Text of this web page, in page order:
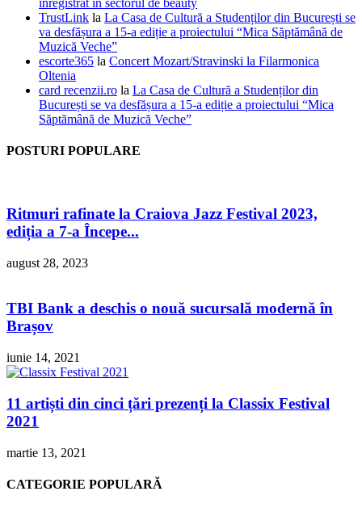
TrustLink la La Casa de Cultură a Studenților din București se
va desfășura a 15-a ediție a proiectului “Mica Săptămână de
Muzică Veche”
escorte365 la Concert Mozart/Stravinski la Filarmonica
Oltenia
card recenzii.ro la La Casa de Cultură a Studenților din
București se va desfășura a 15-a ediție a proiectului “Mica
Săptămână de Muzică Veche”
POSTURI POPULARE
Ritmuri rafinate la Craiova Jazz Festival 2023,
ediția a 7-a Începe...
august 28, 2023
TBI Bank a deschis o nouă sucursală modernă în
Brașov
iunie 14, 2021
11 artiști din cinci țări prezenți la Classix Festival
2021
martie 13, 2021
CATEGORIE POPULARĂ